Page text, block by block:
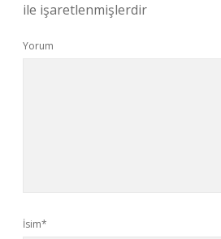
ile işaretlenmişlerdir
Yorum
İsim*